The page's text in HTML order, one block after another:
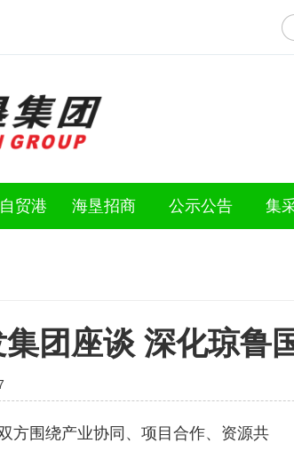
贸港 海垦招商 公示公告 集
团座谈 深化琼鲁
围绕产业协同、项目合作、资源共